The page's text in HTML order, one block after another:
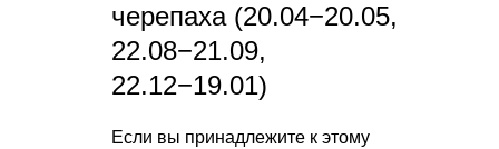
черепаха (20.04−20.05,
22.08−21.09,
22.12−19.01)
Если вы принадлежите к этому